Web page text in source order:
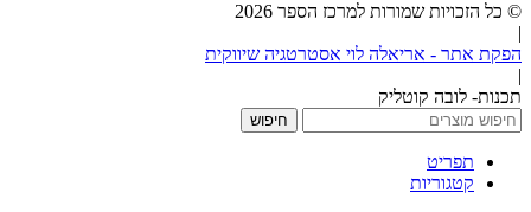
© כל הזכויות שמורות למרכז הספר 2026
|
הפקת אתר - אריאלה לוי אסטרטגיה שיווקית
|
תכנות- לובה קוטליק
חיפוש
תפריט
קטגוריות